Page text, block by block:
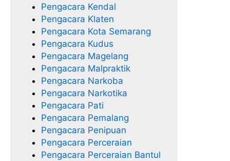
Pengacara Kendal
Pengacara Klaten
Pengacara Kota Semarang
Pengacara Kudus
Pengacara Magelang
Pengacara Malpraktik
Pengacara Narkoba
Pengacara Narkotika
Pengacara Pati
Pengacara Pemalang
Pengacara Penipuan
Pengacara Perceraian
Pengacara Perceraian Bantul